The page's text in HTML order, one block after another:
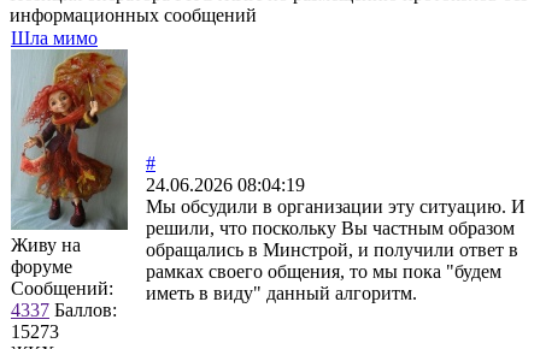
информационных сообщений
Шла мимо
Живу на
форуме
Сообщений:
4337 Баллов:
15273
#
24.06.2026 08:04:19
Мы обсудили в организации эту ситуацию. И
решили, что поскольку Вы частным образом
обращались в Минстрой, и получили ответ в
рамках своего общения, то мы пока "будем
иметь в виду" данный алгоритм.